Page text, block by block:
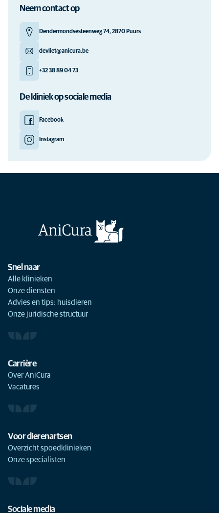
Neem contact op
Dendermondsesteenweg 74, 2870 Puurs
devliet@anicura.be
+32 38 89 04 73
De kliniek op sociale media
Facebook
Instagram
Snel naar
Alle klinieken
Onze diensten
Advies en tips: huisdieren
Onze juridische structuur
Carrière
Over AniCura
Vacatures
Voor dierenartsen
Overzicht spoedklinieken
Onze specialisten
Sociale media